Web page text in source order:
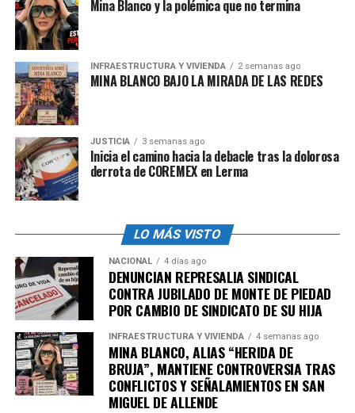
admin
Mina Blanco y la polémica que no termina
INFRAESTRUCTURA Y VIVIENDA 2 semanas ago
MINA BLANCO BAJO LA MIRADA DE LAS REDES
JUSTICIA 3 semanas ago
Inicia el camino hacia la debacle tras la dolorosa
derrota de COREMEX en Lerma
LO MÁS VISTO
NACIONAL 4 días ago
DENUNCIAN REPRESALIA SINDICAL
CONTRA JUBILADO DE MONTE DE PIEDAD
POR CAMBIO DE SINDICATO DE SU HIJA
INFRAESTRUCTURA Y VIVIENDA 4 semanas ago
MINA BLANCO, ALIAS “HERIDA DE
BRUJA”, MANTIENE CONTROVERSIA TRAS
CONFLICTOS Y SEÑALAMIENTOS EN SAN
MIGUEL DE ALLENDE